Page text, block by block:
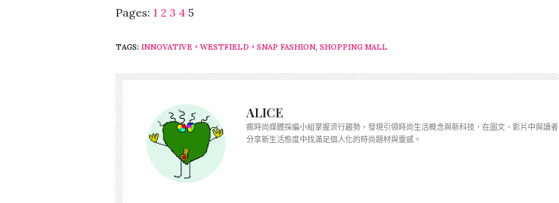
Pages: 1 2 3 4 5
TAGS: INNOVATIVE，WESTFIELD，SNAP FASHION, SHOPPING MALL
ALICE
瘋時尚媒體採編小組掌握流行趨勢，發現引領時尚生活概念與新科技，在圖文、影片中與讀者
分享新生活態度中找滿足個人化的時尚題材與靈感。